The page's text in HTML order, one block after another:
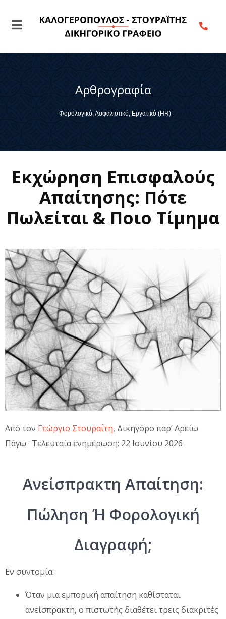
Αρθρογραφία
Φορολογικό, Ασφαλιστικό, Εργατικό (HR)
Εκχώρηση Επισφαλούς
Απαίτησης: Πότε
Πωλείται & Ποιο Τίμημα
Από τον Γεώργιο Στουραΐτη, Δικηγόρο παρ’ Αρείω
Πάγω · Τελευταία ενημέρωση: 22 Ιουνίου 2026
Ανείσπρακτη Απαίτηση:
Πώληση Ή Φορολογική
Διαγραφή;
Εν συντομία:
Όταν μια εμπορική απαίτηση καθίσταται
ανείσπρακτη, ο πιστωτής διαθέτει τρεις διακριτές